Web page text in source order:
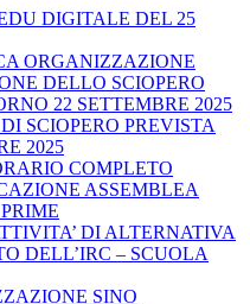
DIGITALE DEL 25
ORGANIZZAZIONE
DELLO SCIOPERO
22 SETTEMBRE 2025
SCIOPERO PREVISTA
2025
COMPLETO
ASSEMBLEA
DI ALTERNATIVA
DELL’IRC – SCUOLA
SINO